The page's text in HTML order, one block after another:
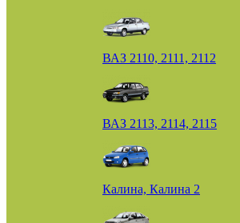
ВАЗ 2110, 2111, 2112
ВАЗ 2113, 2114, 2115
Калина, Калина 2